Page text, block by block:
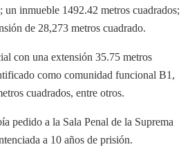
un inmueble 1492.42 metros cuadrados;
de 28,273 metros cuadrado.
con una extensión 35.75 metros
como comunidad funcional B1,
cuadrados, entre otros.
pedido a la Sala Penal de la Suprema
a 10 años de prisión.